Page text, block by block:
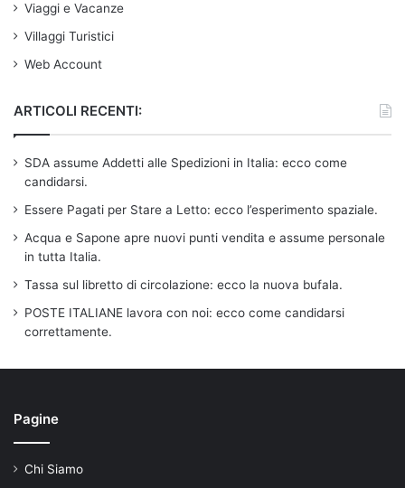
Viaggi e Vacanze
Villaggi Turistici
Web Account
ARTICOLI RECENTI:
SDA assume Addetti alle Spedizioni in Italia: ecco come
candidarsi.
Essere Pagati per Stare a Letto: ecco l’esperimento spaziale.
Acqua e Sapone apre nuovi punti vendita e assume personale
in tutta Italia.
Tassa sul libretto di circolazione: ecco la nuova bufala.
POSTE ITALIANE lavora con noi: ecco come candidarsi
correttamente.
Pagine
Chi Siamo